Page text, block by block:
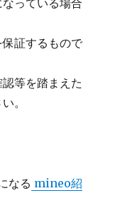
っている場合
証するもので
等を踏まえた
。
なる mineo紹